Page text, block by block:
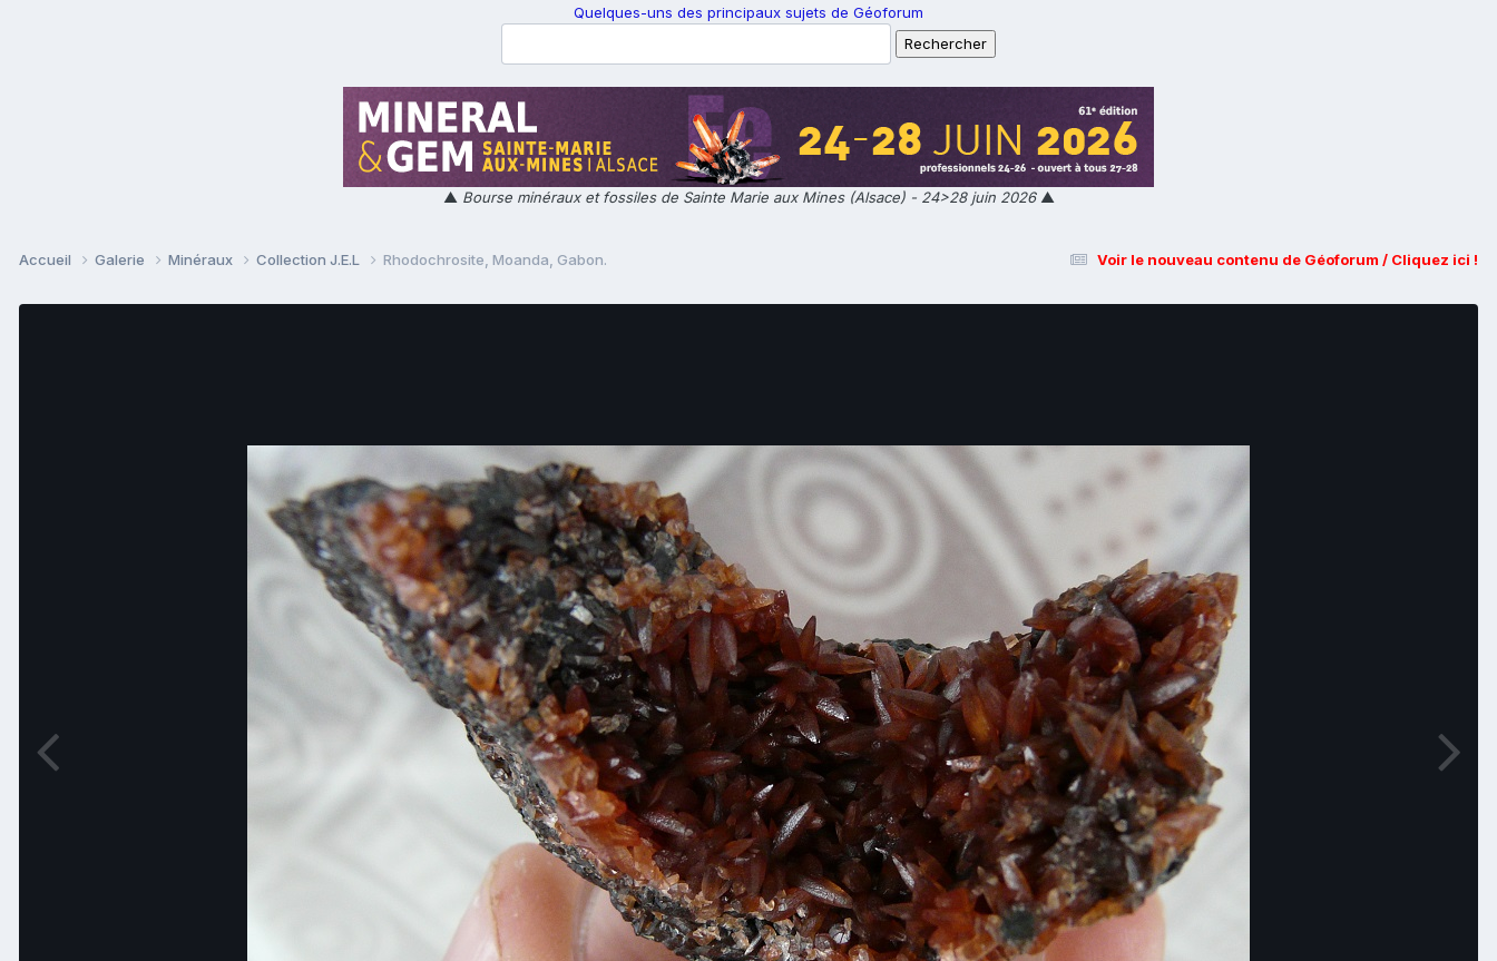
Quelques-uns des principaux sujets de Géoforum
▲ Bourse minéraux et fossiles de Sainte Marie aux Mines (Alsace) - 24>28 juin 2026▲
Voir le nouveau contenu de Géoforum / Cliquez ici !
Accueil Galerie Minéraux Collection J.E.L Rhodochrosite, Moanda, Gabon.